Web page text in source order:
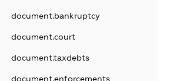
document.bankruptcy
document.court
document.taxdebts
document.enforcements